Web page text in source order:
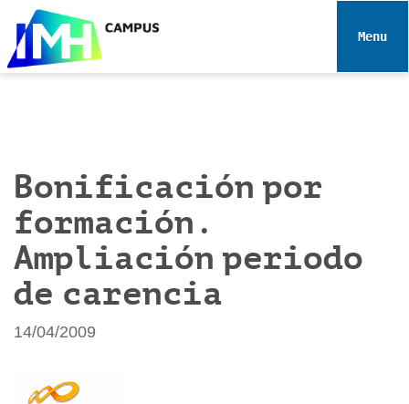
e
Toggle
Bonificación por
formación.
Ampliación periodo
de carencia
14/04/2009